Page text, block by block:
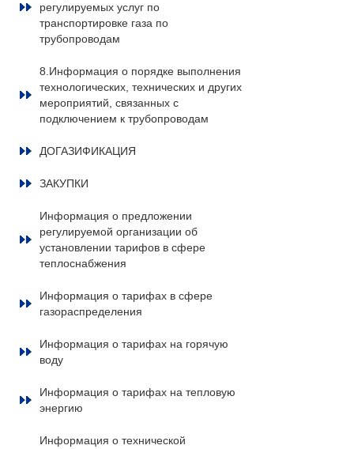
регулируемых услуг по
транспортировке газа по
трубопроводам
8.Информация о порядке выполнения
технологических, технических и других
мероприятий, связанных с
подключением к трубопроводам
ДОГАЗИФИКАЦИЯ
ЗАКУПКИ
Информация о предложении
регулируемой организации об
установлении тарифов в сфере
теплоснабжения
Информация о тарифах в сфере
газораспределения
Информация о тарифах на горячую
воду
Информация о тарифах на тепловую
энергию
Информация о технической